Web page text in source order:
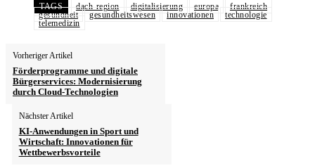
TAGS dach-region digitalisierung europa
frankreich
gesundheit
gesundheitswesen innovationen
technologie
telemedizin
Vorheriger Artikel
Förderprogramme und digitale
Bürgerservices: Modernisierung
durch Cloud-Technologien
Nächster Artikel
KI-Anwendungen in Sport und
Wirtschaft: Innovationen für
Wettbewerbsvorteile